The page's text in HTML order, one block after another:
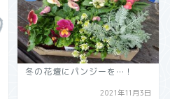
冬の花壇にパンジーを…！
2021年11月3日